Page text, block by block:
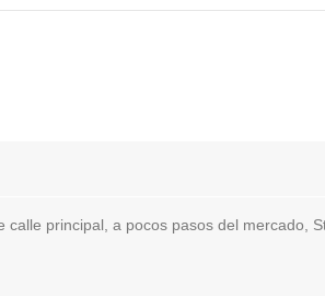
calle principal, a pocos pasos del mercado,